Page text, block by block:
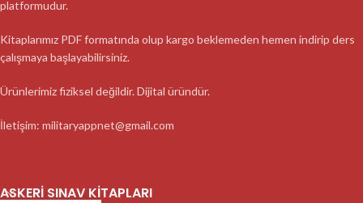
platformudur.
Kitaplarımız PDF formatında olup kargo beklemeden hemen indirip ders
çalışmaya başlayabilirsiniz.
Ürünlerimiz fiziksel değildir. Dijital üründür.
İletişim: militaryappnet@gmail.com
ASKERI SINAV KITAPLARI